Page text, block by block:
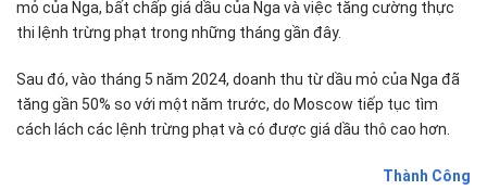
mỏ của Nga, bất chấp giá dầu của Nga và việc tăng cường thực
thi lệnh trừng phạt trong những tháng gần đây.
Sau đó, vào tháng 5 năm 2024, doanh thu từ dầu mỏ của Nga đã
tăng gần 50% so với một năm trước, do Moscow tiếp tục tìm
cách lách các lệnh trừng phạt và có được giá dầu thô cao hơn.
Thành Công